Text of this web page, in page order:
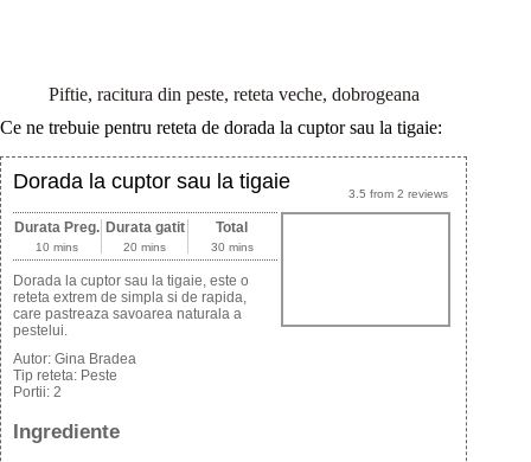
Piftie, racitura din peste, reteta veche, dobrogeana
Ce ne trebuie pentru reteta de dorada la cuptor sau la tigaie:
3.5 from 2 reviews
Dorada la cuptor sau la tigaie
Durata Preg.
10 mins
Durata gatit
20 mins
Total
30 mins
Dorada la cuptor sau la tigaie, este o
reteta extrem de simpla si de rapida,
care pastreaza savoarea naturala a
pestelui.
Autor: Gina Bradea
Tip reteta: Peste
Portii: 2
Ingrediente